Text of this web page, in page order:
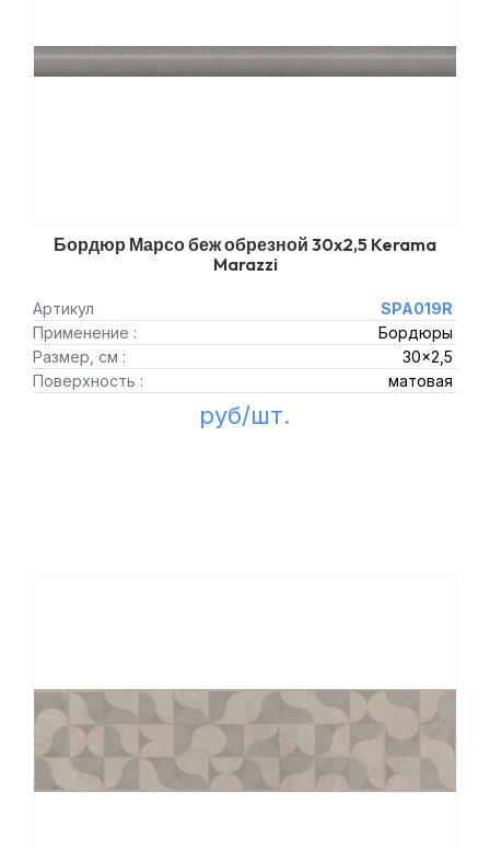
Бордюр Марсо беж обрезной 30x2,5 Kerama
Marazzi
Артикул
SPA019R
Применение :
Бордюры
Размер, см :
30x2,5
Поверхность :
матовая
руб/шт.